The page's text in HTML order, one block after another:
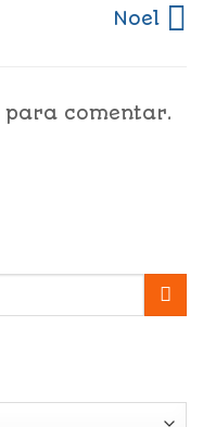
Noel
para comentar.